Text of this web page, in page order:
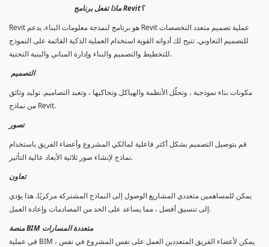
ماذا تفعل برنامج Revit؟
Revit هو برنامج لنمذجة معلومات البناء. يدعم Revit عملية تصميم متعدد التخصصات
للتصميم التعاوني. تتيح لك أدواته القوية استخدام العملية الذكية القائمة على النموذج
للتخطيط والتصميم والبناء وإدارة المباني والبنية التحتية.
التصميم
مكونات بناء نموذجية ، وتحلّل الأنظمة والهياكل وتحاكيها ، وتعيد التصاميم. توليد وثائق
من نماذج Revit.
تصور
قم بتوصيل التصميم بشكل أكثر فاعلية لمالكي المشروع وأعضاء الفريق باستخدام
نماذج لإنشاء صور ثلاثية الأبعاد عالية التأثير.
تعاون
يمكن للمساهمين متعددي المشاريع الوصول إلى النماذج المشتركة مركزيًا. هذا يؤدي
إلى تنسيق أفضل ، مما يساعد على الحد من المصادمات وإعادة العمل.
منصة BIM متعددة المسارات
في عملية BIM ، يمكن لأعضاء الفريق المتعددين العمل على نفس المشروع في نفس